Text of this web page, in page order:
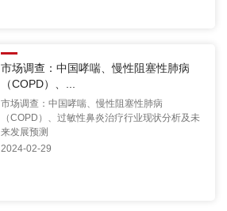
市场调查：中国哮喘、慢性阻塞性肺病
（COPD）、...
市场调查：中国哮喘、慢性阻塞性肺病
（COPD）、过敏性鼻炎治疗行业现状分析及未
来发展预测
2024-02-29